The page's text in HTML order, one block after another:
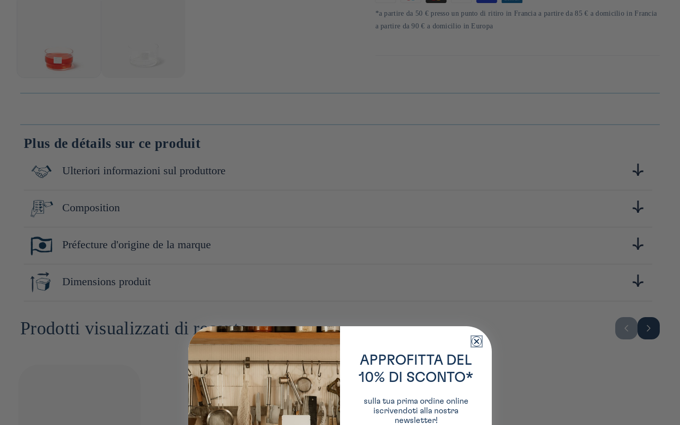
di
pagamento
*a partire da 50 € presso un punto di ritiro in Francia a partire da 85 € a domicilio in Francia
a partire da 90 € a domicilio in Europa
Plus de détails sur ce produit
Ulteriori informazioni sul produttore
Basée à Yachiyo, dans la préfecture de Chiba, Toyo-Sasaki Glass est née en 2002 de la fusion de deux pionniers du verre fondés à la fin du XIXe siècle. Fidèle à la richesse de la culture japonaise des
arts de la table, l’entreprise conçoit des verreries à la fois élégantes, durables et innovantes. Forte d’un savoir-faire technique transmis depuis l’ère Meiji, elle allie procédés artisanaux et haute
Composition
verre sodocalciquePréfecture d'origine de la marque
Chiba
Dimensions produit
Prodotti visualizzati di recente
APPROFITTA DEL
10% DI SCONTO*
sulla tua prima ordine online
iscrivendoti alla nostra
newsletter!